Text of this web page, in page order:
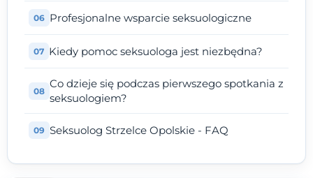
Profesjonalne wsparcie seksuologiczne
Kiedy pomoc seksuologa jest niezbędna?
Co dzieje się podczas pierwszego spotkania z
seksuologiem?
Seksuolog Strzelce Opolskie - FAQ